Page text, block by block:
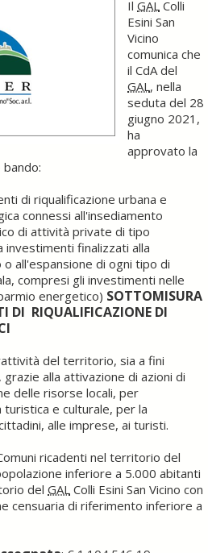
Il GAL Colli
Esini San
Vicino
comunica che
il CdA del
GAL, nella
seduta del 28
giugno 2021,
ha
approvato la
di riqualificazione urbana e
connessi all'insediamento
di attività private di tipo
finalizzati alla
all'espansione di ogni tipo di
compresi gli investimenti nelle
energetico) SOTTOMISURA
DI RIQUALIFICAZIONE DI
del territorio, sia a fini
alla attivazione di azioni di
delle risorse locali, per
e culturale, per la
alle imprese, ai turisti.
ricadenti nel territorio del
inferiore a 5.000 abitanti
del GAL Colli Esini San Vicino con
censuaria di riferimento inferiore a